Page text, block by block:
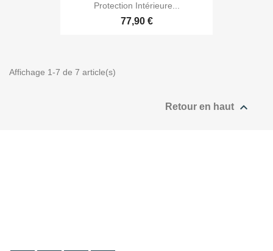
Protection Intérieure...
77,90 €
Affichage 1-7 de 7 article(s)
Retour en haut 